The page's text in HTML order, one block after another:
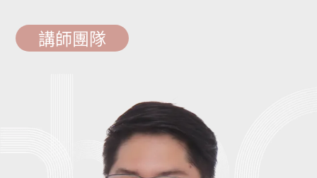
講師團隊